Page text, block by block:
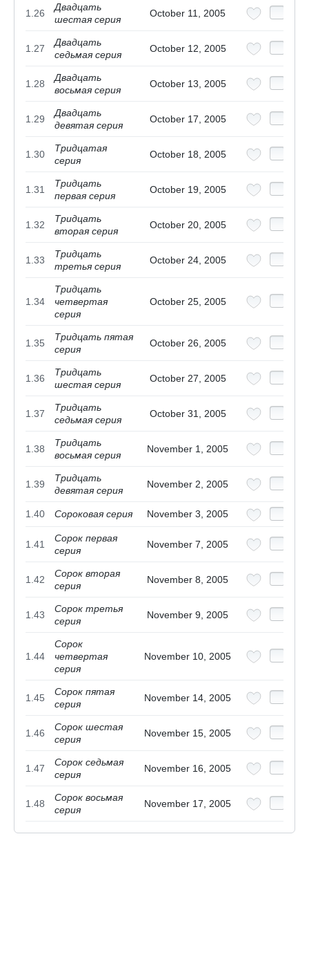
1.26
Двадцать
шестая серия
October 11, 2005
1.27
Двадцать
седьмая серия
October 12, 2005
1.28
Двадцать
восьмая серия
October 13, 2005
1.29
Двадцать
девятая серия
October 17, 2005
1.30
Тридцатая
серия
October 18, 2005
1.31
Тридцать
первая серия
October 19, 2005
1.32
Тридцать
вторая серия
October 20, 2005
1.33
Тридцать
третья серия
October 24, 2005
1.34
Тридцать
четвертая
серия
October 25, 2005
1.35
Тридцать пятая
серия
October 26, 2005
1.36
Тридцать
шестая серия
October 27, 2005
1.37
Тридцать
седьмая серия
October 31, 2005
1.38
Тридцать
восьмая серия
November 1, 2005
1.39
Тридцать
девятая серия
November 2, 2005
1.40 Сороковая серия November 3, 2005
1.41
Сорок первая
серия
November 7, 2005
1.42
Сорок вторая
серия
November 8, 2005
1.43
Сорок третья
серия
November 9, 2005
1.44
Сорок
четвертая
серия
November 10, 2005
1.45
Сорок пятая
серия
November 14, 2005
1.46
Сорок шестая
серия
November 15, 2005
1.47
Сорок седьмая
серия
November 16, 2005
1.48
Сорок восьмая
серия
November 17, 2005